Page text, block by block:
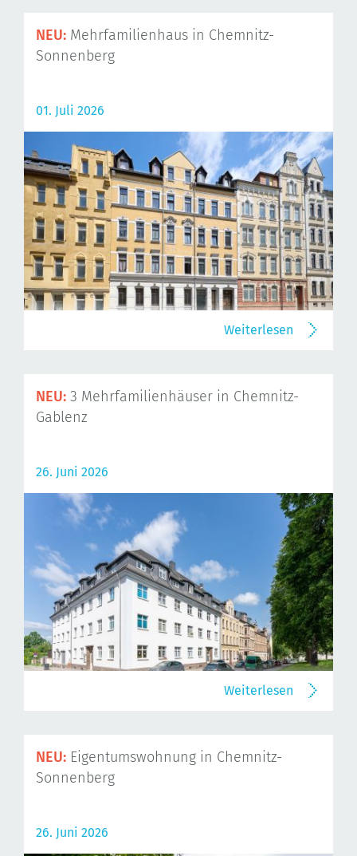
NEU: Mehrfamilienhaus in Chemnitz-
Sonnenberg
01. Juli 2026
Weiterlesen
NEU: 3 Mehrfamilienhäuser in Chemnitz-
Gablenz
26. Juni 2026
Weiterlesen
NEU: Eigentumswohnung in Chemnitz-
Sonnenberg
26. Juni 2026